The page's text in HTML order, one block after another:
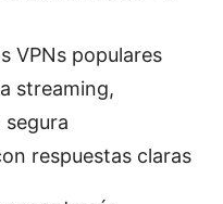
VPNs populares
streaming,
respuestas claras